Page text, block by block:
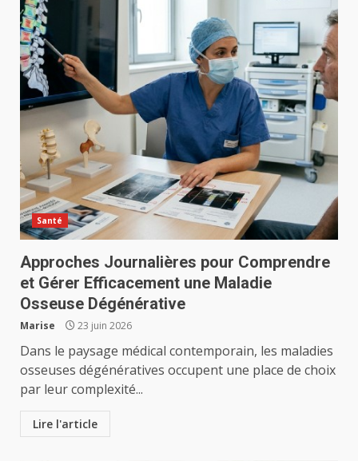
Santé
Approches Journalières pour Comprendre
et Gérer Efficacement une Maladie
Osseuse Dégénérative
Marise 23 juin 2026
Dans le paysage médical contemporain, les maladies
osseuses dégénératives occupent une place de choix
par leur complexité...
Lire l'article